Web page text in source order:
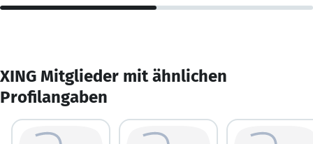
XING Mitglieder mit ähnlichen
Profilangaben